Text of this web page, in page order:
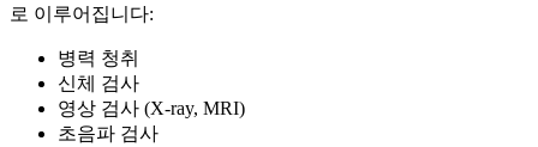
로 이루어집니다:
병력 청취
신체 검사
영상 검사 (X-ray, MRI)
초음파 검사